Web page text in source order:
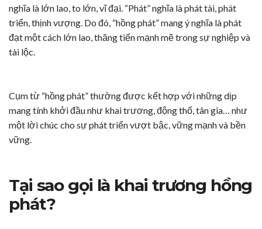
nghĩa là lớn lao, to lớn, vĩ đại. “Phát” nghĩa là phát tài, phát
triển, thịnh vượng. Do đó, “hồng phát” mang ý nghĩa là phát
đạt một cách lớn lao, thăng tiến mạnh mẽ trong sự nghiệp và
tài lộc.
Cụm từ “hồng phát” thường được kết hợp với những dịp
mang tính khởi đầu như khai trương, động thổ, tân gia… như
một lời chúc cho sự phát triển vượt bậc, vững mạnh và bền
vững.
Tại sao gọi là khai trương hồng
phát?